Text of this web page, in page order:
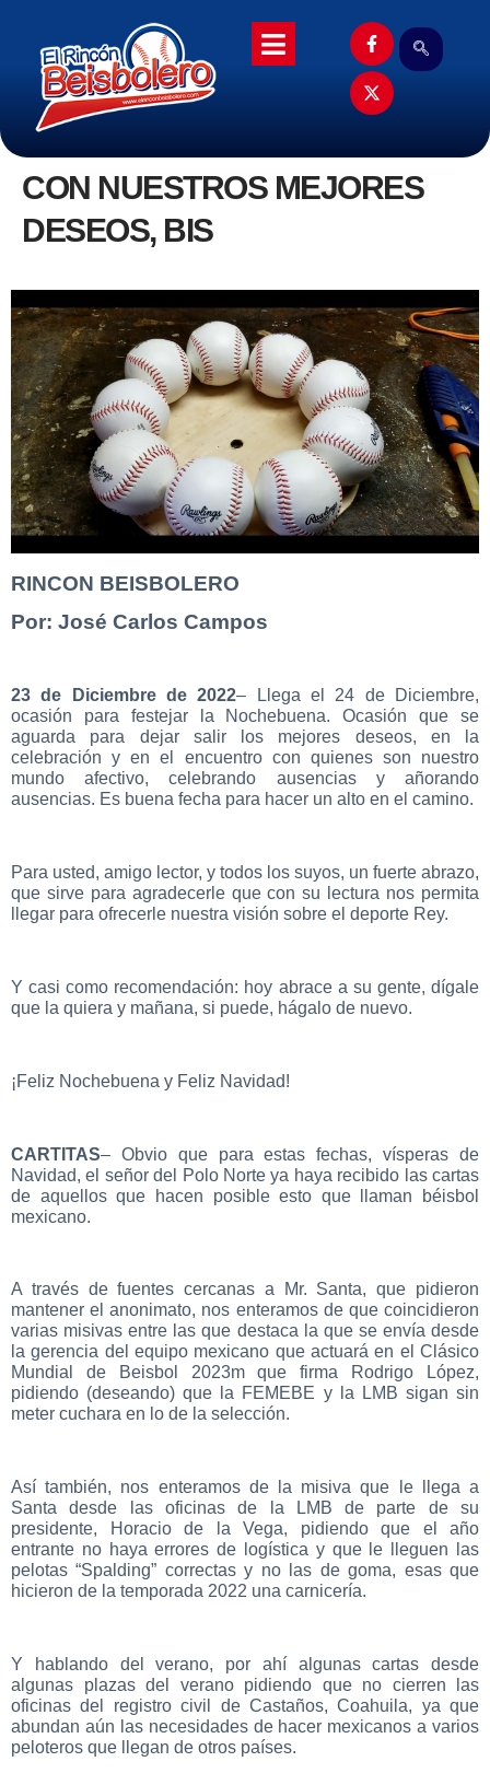
CON NUESTROS MEJORES
DESEOS, BIS
RINCON BEISBOLERO
Por: José Carlos Campos
23 de Diciembre de 2022– Llega el 24 de Diciembre,
ocasión para festejar la Nochebuena. Ocasión que se
aguarda para dejar salir los mejores deseos, en la
celebración y en el encuentro con quienes son nuestro
mundo afectivo, celebrando ausencias y añorando
ausencias. Es buena fecha para hacer un alto en el camino.
Para usted, amigo lector, y todos los suyos, un fuerte abrazo,
que sirve para agradecerle que con su lectura nos permita
llegar para ofrecerle nuestra visión sobre el deporte Rey.
Y casi como recomendación: hoy abrace a su gente, dígale
que la quiera y mañana, si puede, hágalo de nuevo.
¡Feliz Nochebuena y Feliz Navidad!
CARTITAS– Obvio que para estas fechas, vísperas de
Navidad, el señor del Polo Norte ya haya recibido las cartas
de aquellos que hacen posible esto que llaman béisbol
mexicano.
A través de fuentes cercanas a Mr. Santa, que pidieron
mantener el anonimato, nos enteramos de que coincidieron
varias misivas entre las que destaca la que se envía desde
la gerencia del equipo mexicano que actuará en el Clásico
Mundial de Beisbol 2023m que firma Rodrigo López,
pidiendo (deseando) que la FEMEBE y la LMB sigan sin
meter cuchara en lo de la selección.
Así también, nos enteramos de la misiva que le llega a
Santa desde las oficinas de la LMB de parte de su
presidente, Horacio de la Vega, pidiendo que el año
entrante no haya errores de logística y que le lleguen las
pelotas “Spalding” correctas y no las de goma, esas que
hicieron de la temporada 2022 una carnicería.
Y hablando del verano, por ahí algunas cartas desde
algunas plazas del verano pidiendo que no cierren las
oficinas del registro civil de Castaños, Coahuila, ya que
abundan aún las necesidades de hacer mexicanos a varios
peloteros que llegan de otros países.